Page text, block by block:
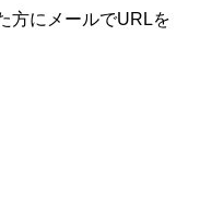
方にメールでURLを